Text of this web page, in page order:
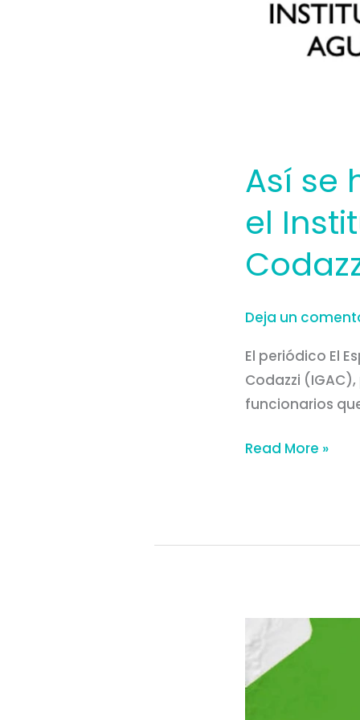
Así se
el
Deja un
El periódico El
Codazzi
funcionarios
Geográfico
Read More »
“Deslinde
de
Bajirá